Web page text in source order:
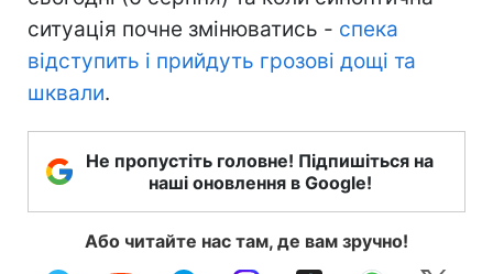
ситуація почне змінюватись - спека
відступить і прийдуть грозові дощі та
шквали.
Не пропустіть головне! Підпишіться на
наші оновлення в Google!
Або читайте нас там, де вам зручно!